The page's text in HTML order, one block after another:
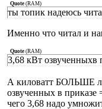
Quote (RAM)
ты топик надеюсь
Именно что читал и
Quote (RAM)
3,68 кВт озвученныхв
А киловатт БОЛЬШЕ
озвученных в
чего 3,68 надо